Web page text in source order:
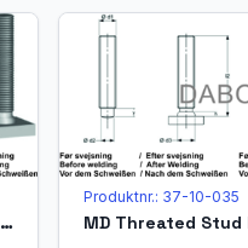
MD Threated Stud M10x25 mm Matr. A4-70 acc. EN ISO 13918 (MPF)
Produktnr.: 37-10-035